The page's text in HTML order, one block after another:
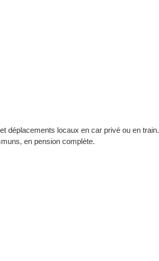
déplacements locaux en car privé ou en train.
en pension complète.